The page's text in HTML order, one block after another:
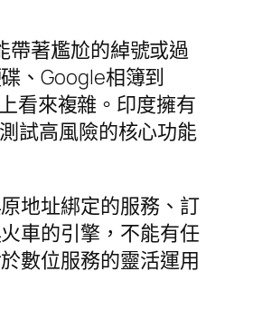
帶著尷尬的綽號或過
、Google相簿到
看來複雜。印度擁有
試高風險的核心功能
地址綁定的服務、訂
車的引擎，不能有任
數位服務的靈活運用